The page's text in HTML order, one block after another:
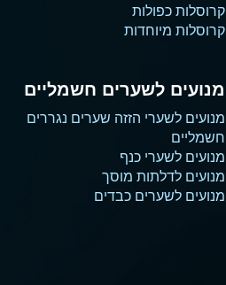
קרוסלות כפולות
קרוסלות מיוחדות
מנועים לשערים חשמליים
מנועים לשערי הזזה שערים נגררים
חשמליים
מנועים לשערי כנף
מנועים לדלתות מוסך
מנועים לשערים כבדים